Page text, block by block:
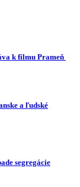
k filmu Prameň
a ľudské
segregácie